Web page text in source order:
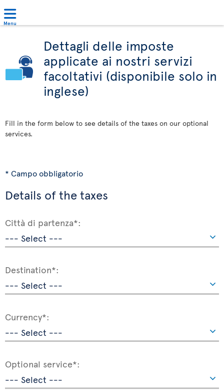
Menu
Dettagli delle imposte
applicate ai nostri servizi
facoltativi (disponibile solo in
inglese)
Fill in the form below to see details of the taxes on our optional
services.
* Campo obbligatorio
Details of the taxes
Città di partenza*:
Destination*:
Currency*:
Optional service*: